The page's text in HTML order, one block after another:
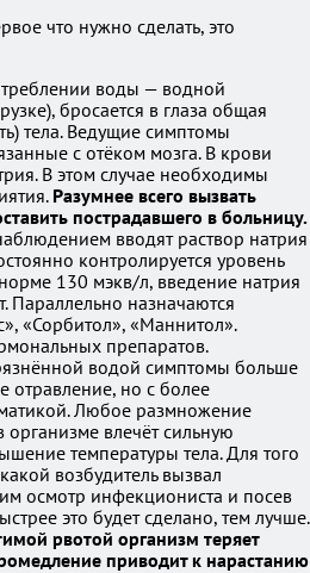
что нужно сделать, это
воды — водной
бросается в глаза общая
тела. Ведущие симптомы
с отёком мозга. В крови
В этом случае необходимы
Разумнее всего вызвать
пострадавшего в больницу.
вводят раствор натрия
контролируется уровень
130 мэкв/л, введение натрия
Параллельно назначаются
«Сорбитол», «Маннитол».
препаратов.
водой симптомы больше
но с более
Любое размножение
организме влечёт сильную
температуры тела. Для того
возбудитель вызвал
осмотр инфекциониста и посев
это будет сделано, тем лучше.
рвотой организм теряет
приводит к нарастанию